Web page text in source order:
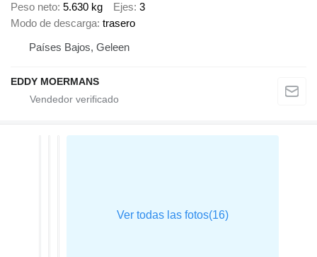
Peso neto 5.630 kg Ejes 3
Modo de descarga trasero
Países Bajos, Geleen
EDDY MOERMANS